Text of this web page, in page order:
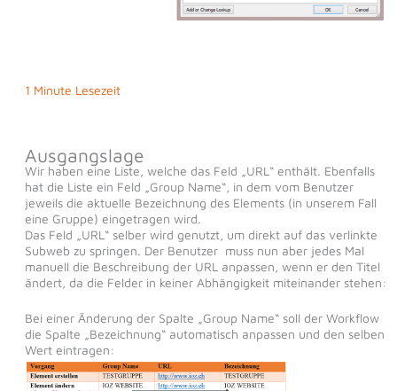
1 Minute Lesezeit
Ausgangslage
Wir haben eine Liste, welche das Feld „URL“ enthält. Ebenfalls
hat die Liste ein Feld „Group Name“, in dem vom Benutzer
jeweils die aktuelle Bezeichnung des Elements (in unserem Fall
eine Gruppe) eingetragen wird.
Das Feld „URL“ selber wird genutzt, um direkt auf das verlinkte
Subweb zu springen. Der Benutzer muss nun aber jedes Mal
manuell die Beschreibung der URL anpassen, wenn er den Titel
ändert, da die Felder in keiner Abhängigkeit miteinander stehen:
Bei einer Änderung der Spalte „Group Name“ soll der Workflow
die Spalte „Bezeichnung“ automatisch anpassen und den selben
Wert eintragen: